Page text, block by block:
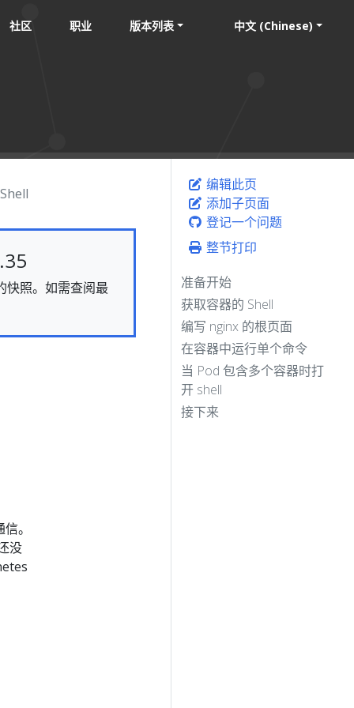
社区 职业 版本列表 中文 (Chinese)
编辑此页
添加子页面
登记一个问题
整节打印
准备开始
获取容器的 Shell
编写 nginx 的根页面
在容器中运行单个命令
当 Pod 包含多个容器时打
开 shell
接下来
快照。如需查阅最
。
没